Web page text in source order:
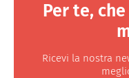
Per te,
Ricevi la nostra